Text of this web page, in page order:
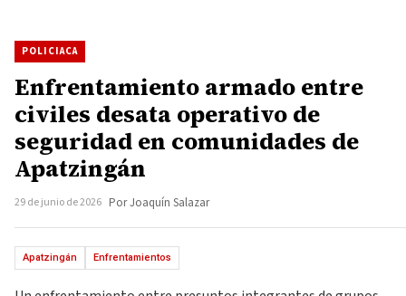
POLICIACA
Enfrentamiento armado entre
civiles desata operativo de
seguridad en comunidades de
Apatzingán
29 de junio de 2026 Por Joaquín Salazar
Apatzingán Enfrentamientos